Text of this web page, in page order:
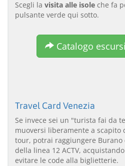
Scegli la visita alle isole che fa
pulsante verde qui sotto.
Catalogo
Travel Card Venezia
Se invece sei un "turista fai da
muoversi liberamente a scapito
tour, potrai raggiungere
della linea 12 ACTV,
evitare le code alla biglietterie.